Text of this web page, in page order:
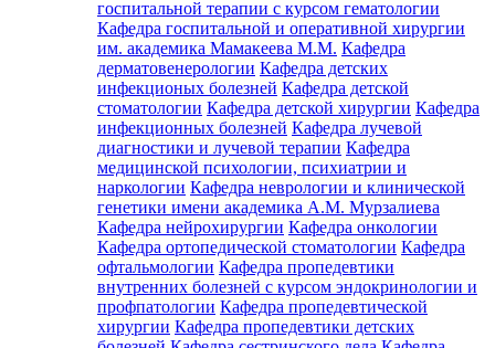
госпитальной терапии с курсом гематологии
Кафедра госпитальной и оперативной хирургии
им. академика Мамакеева М.М. Кафедра
дерматовенерологии Кафедра детских
инфекционых болезней Кафедра детской
стоматологии Кафедра детской хирургии Кафедра
инфекционных болезней Кафедра лучевой
диагностики и лучевой терапии Кафедра
медицинской психологии, психиатрии и
наркологии Кафедра неврологии и клинической
генетики имени академика А.М. Мурзалиева
Кафедра нейрохирургии Кафедра онкологии
Кафедра ортопедической стоматологии Кафедра
офтальмологии Кафедра пропедевтики
внутренних болезней с курсом эндокринологии и
профпатологии Кафедра пропедевтической
хирургии Кафедра пропедевтики детских